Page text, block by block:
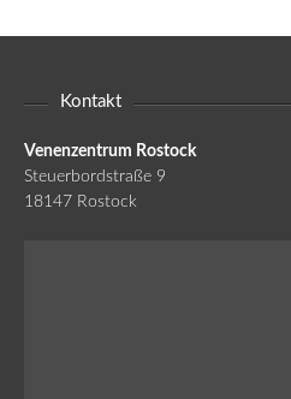
Kontakt
Venenzentrum Rostock
Steuerbordstraße 9
18147 Rostock